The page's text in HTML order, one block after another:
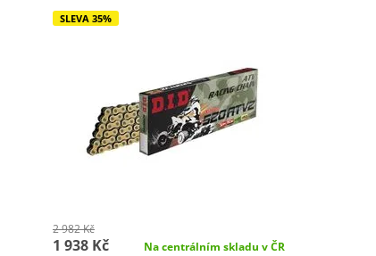
SLEVA 35%
2 982 Kč
1 938 Kč Na centrálním skladu v ČR